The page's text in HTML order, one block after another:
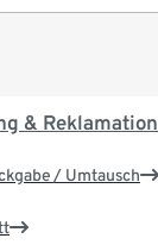
& Reklamation
/ Umtausch